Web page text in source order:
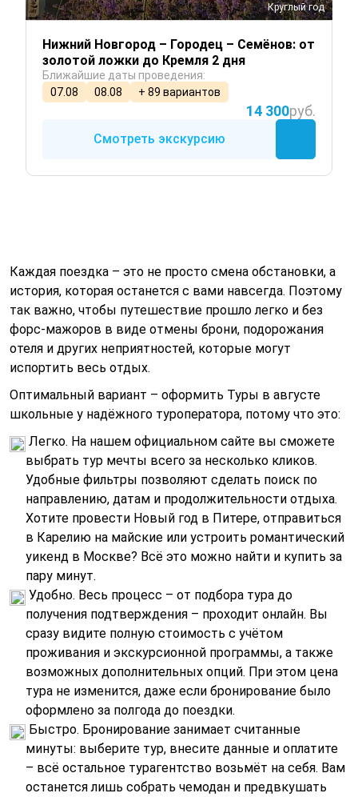
Круглый год
Нижний Новгород – Городец – Семёнов: от
золотой ложки до Кремля 2 дня
Ближайшие даты проведения:
07.08
08.08 + 89 вариантов
14 300руб.
Смотреть экскурсию
Каждая поездка – это не просто смена обстановки, а
история, которая останется с вами навсегда. Поэтому
так важно, чтобы путешествие прошло легко и без
форс-мажоров в виде отмены брони, подорожания
отеля и других неприятностей, которые могут
испортить весь отдых.
Оптимальный вариант – оформить Туры в августе
школьные у надёжного туроператора, потому что это:
Легко. На нашем официальном сайте вы сможете
выбрать тур мечты всего за несколько кликов.
Удобные фильтры позволяют сделать поиск по
направлению, датам и продолжительности отдыха.
Хотите провести Новый год в Питере, отправиться
в Карелию на майские или устроить романтический
уикенд в Москве? Всё это можно найти и купить за
пару минут.
Удобно. Весь процесс – от подбора тура до
получения подтверждения – проходит онлайн. Вы
сразу видите полную стоимость с учётом
проживания и экскурсионной программы, а также
возможных дополнительных опций. При этом цена
тура не изменится, даже если бронирование было
оформлено за полгода до поездки.
Быстро. Бронирование занимает считанные
минуты: выберите тур, внесите данные и оплатите
– всё остальное турагентство возьмёт на себя. Вам
останется лишь собрать чемодан и предвкушать